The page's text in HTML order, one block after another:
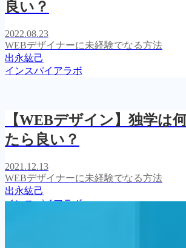
良い？
2022.08.23
WEBデザイナーに未経験でなる方法
出永紘己
インスパイアラボ
【WEBデザイン】独学は
たら良い？
2021.12.13
WEBデザイナーに未経験でなる方法
出永紘己
インスパイアラボ